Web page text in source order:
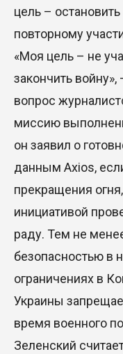
цель –
повторному
«Моя цель – не
закончить
вопрос
миссию
он заявил о
данным Axios,
прекращения
инициативой
раду. Тем не
безопасностью в
ограничениях в
Украины
время военного
Зеленский